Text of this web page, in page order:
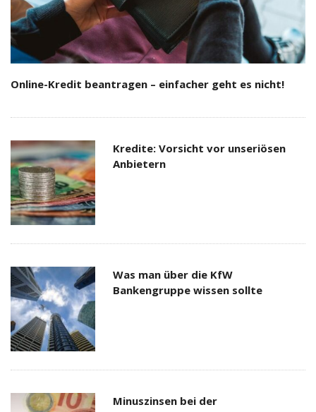
Online-Kredit beantragen – einfacher geht es nicht!
Kredite: Vorsicht vor unseriösen
Anbietern
Was man über die KfW
Bankengruppe wissen sollte
Minuszinsen bei der